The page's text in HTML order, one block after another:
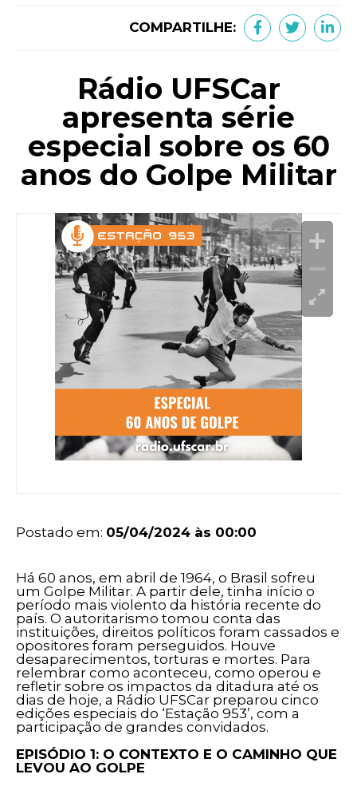
COMPARTILHE:
Rádio UFSCar
apresenta série
especial sobre os 60
anos do Golpe Militar
Postado em: 05/04/2024 às 00:00
Há 60 anos, em abril de 1964, o Brasil sofreu
um Golpe Militar. A partir dele, tinha início o
período mais violento da história recente do
país. O autoritarismo tomou conta das
instituições, direitos políticos foram cassados e
opositores foram perseguidos. Houve
desaparecimentos, torturas e mortes. Para
relembrar como aconteceu, como operou e
refletir sobre os impactos da ditadura até os
dias de hoje, a Rádio UFSCar preparou cinco
edições especiais do ‘Estação 953’, com a
participação de grandes convidados.
EPISÓDIO 1: O CONTEXTO E O CAMINHO QUE
LEVOU AO GOLPE